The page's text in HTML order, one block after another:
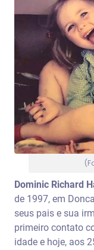
Dominic Richard
de 1997, em
seus pais e sua
primeiro contato
idade e hoje, aos